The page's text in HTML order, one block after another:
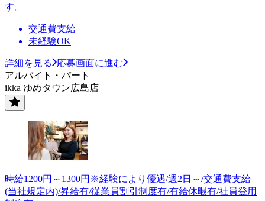
す。
交通費支給
未経験OK
詳細を見る
応募画面に進む
アルバイト・パート
ikka ゆめタウン広島店
時給1200円～1300円※経験により優遇/週2日～/交通費支給
(当社規定内)/昇給有/従業員割引制度有/有給休暇有/社員登用